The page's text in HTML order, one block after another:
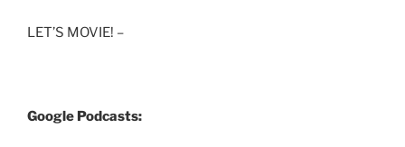
LET’S MOVIE! –
Google Podcasts: